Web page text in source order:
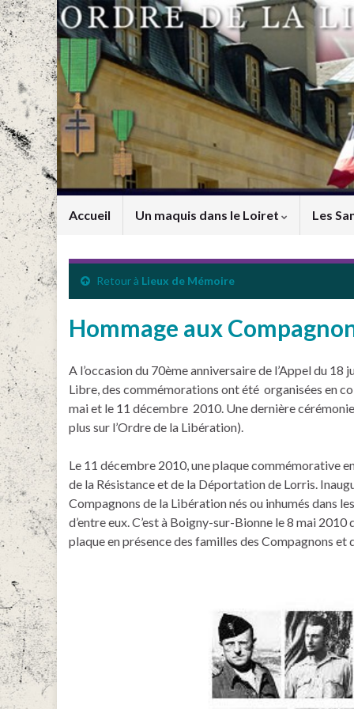
Accueil Un maquis dans le Loiret Les
Retour à Lieux de Mémoire
Hommage aux
A l’occasion du 70ème anniversaire de l’Appel du
Libre, des commémorations ont été organisées en
mai et le 11 décembre 2010. Une dernière
plus sur l’Ordre de la Libération).
Le 11 décembre 2010, une plaque commémorative
de la Résistance et de la Déportation de Lorris.
Compagnons de la Libération nés ou inhumés dans
d’entre eux. C’est à Boigny-sur-Bionne le 8 mai
plaque en présence des familles des Compagnons